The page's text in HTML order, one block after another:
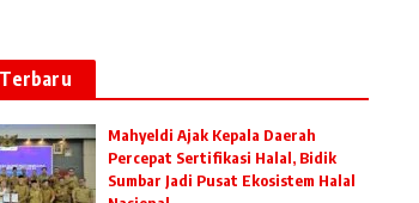
Mahyeldi Ajak Kepala Daerah
Percepat Sertifikasi Halal, Bidik
Sumbar Jadi Pusat Ekosistem Halal